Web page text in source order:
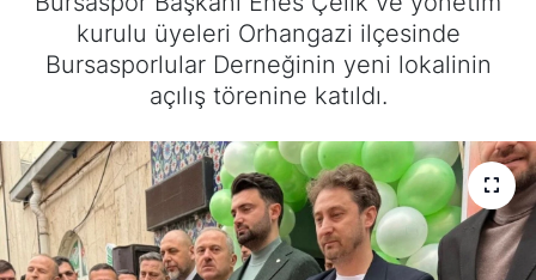
kurulu üyeleri Orhangazi ilçesinde
Bursasporlular Derneğinin yeni lokalinin
açılış törenine katıldı.
Son Dakika Haberleri
Haber Arşivi